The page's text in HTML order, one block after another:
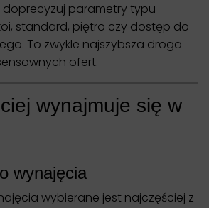
parametry typu
standard, piętro czy dostęp do
To zwykle najszybsza droga
ofert.
wynajmuje się w
wynajęcia
wybierane jest najczęściej z